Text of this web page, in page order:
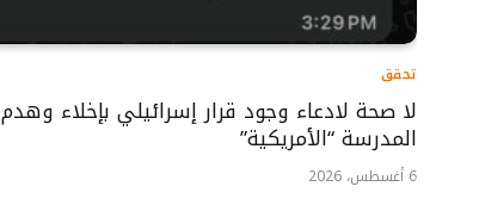
تحقق
لا صحة لادعاء وجود قرار إسرائيلي بإخلاء وهدم
المدرسة “الأمريكية”
6 أغسطس، 2026